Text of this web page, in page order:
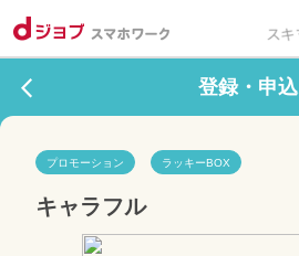
登録・申込
プロモーション ラッキーBOX
キャラフル